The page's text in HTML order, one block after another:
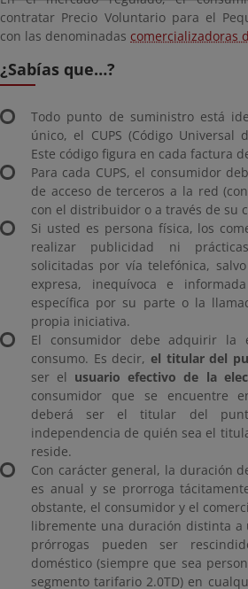
contratar Precio Voluntario para el
con las denominadas comercializadoras
¿Sabías que…?
Todo punto de suministro está
único, el CUPS (Código Universal
Este código figura en cada factura
Para cada CUPS, el consumidor
de acceso de terceros a la red
con el distribuidor o a través de su
Si usted es persona física, los
realizar publicidad ni
solicitadas por vía telefónica,
expresa, inequívoca e
específica por su parte o la
propia iniciativa.
El consumidor debe adquirir la
consumo. Es decir, el titular del
ser el usuario efectivo de la
consumidor que se encuentre
deberá ser el titular del
independencia de quién sea el
reside.
Con carácter general, la duración
es anual y se prorroga
obstante, el consumidor y el
libremente una duración distinta a
prórrogas pueden ser
doméstico (siempre que sea
segmento tarifario 2.0TD) en